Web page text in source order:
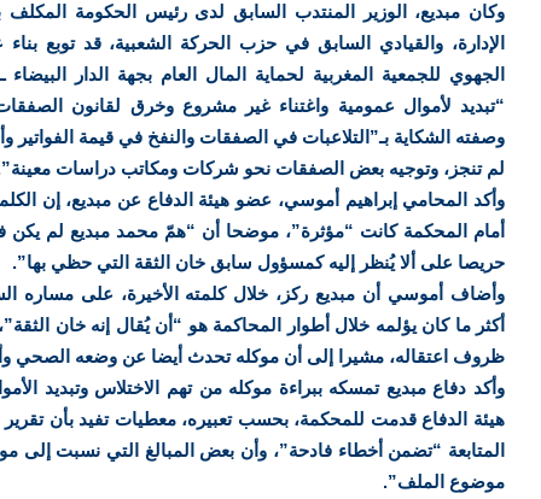
وكان مبديع، الوزير المنتدب السابق لدى رئيس الحكومة المكلف
الإدارة، والقيادي السابق في حزب الحركة الشعبية، قد توبع
الجهوي للجمعية المغربية لحماية المال العام بجهة الدار
“تبديد لأموال عمومية واغتناء غير مشروع وخرق لقانون
وصفته الشكاية بـ”التلاعبات في الصفقات والنفخ في قيمة
لم تنجز، وتوجيه بعض الصفقات نحو شركات ومكاتب دراسات
وأكد المحامي إبراهيم أموسي، عضو هيئة الدفاع عن مبديع، إن
أمام المحكمة كانت “مؤثرة”، موضحا أن “همّ محمد مبديع لم يكن
حريصا على ألا يُنظر إليه كمسؤول سابق خان الثقة التي حظي بها”.
وأضاف أموسي أن مبديع ركز، خلال كلمته الأخيرة، على مساره
أكثر ما كان يؤلمه خلال أطوار المحاكمة هو “أن يُقال إنه خان
ظروف اعتقاله، مشيرا إلى أن موكله تحدث أيضا عن وضعه الصحي
وأكد دفاع مبديع تمسكه ببراءة موكله من تهم الاختلاس وتبديد
هيئة الدفاع قدمت للمحكمة، بحسب تعبيره، معطيات تفيد بأن
المتابعة “تضمن أخطاء فادحة”، وأن بعض المبالغ التي نسبت إلى
موضوع الملف”.